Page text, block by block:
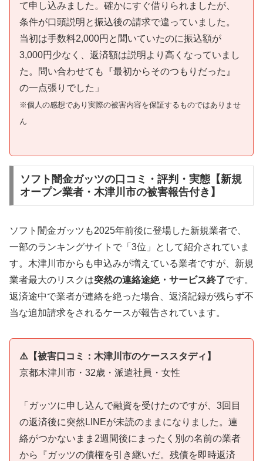
て申し込みました。確かにすぐ借りられましたが、
条件が口頭説明と振込後の請求で違っていました。
当初は手数料2,000円と聞いていたのに振込額が
3,000円少なく、返済額は説明より高くなっていまし
た。問い合わせても『最初からそのつもりだった』
の一点張りでした」
※個人の感想であり実際の被害内容を保証するものではありませ
ん
ソフト闇金ガッツの口コミ・評判・実態【新規
オープン業者・木津川市の被害報告付き】
ソフト闇金ガッツも2025年前後に登場した新規業者で、
一部のランキングサイトで「3位」として紹介されていま
す。木津川市からも申込みが増えている業者ですが、新規
業者最大のリスクは突然の連絡途絶・サービス終了です。
返済途中で業者が連絡を絶った場合、返済記録が残らず不
当な追加請求をされるケースが報告されています。
⚠️【被害口コミ：木津川市のケーススタディ】
京都木津川市・32歳・派遣社員・女性
「ガッツに申し込んで融資を受けたのですが、3回目
の返済後に突然LINEが未読のままになりました。連
絡がつかないまま2週間後にまったく別の名前の業者
から『ガッツの債権を引き継いだ。残債を即時返済